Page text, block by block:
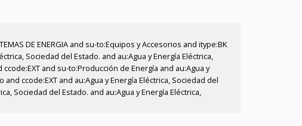
DE ENERGIA and su-to:Equipos y Accesorios and itype:BK
Sociedad del Estado. and au:Agua y Energía Eléctrica,
and su-to:Producción de Energía and au:Agua y
ccode:EXT and au:Agua y Energía Eléctrica, Sociedad del
Sociedad del Estado. and au:Agua y Energía Eléctrica,